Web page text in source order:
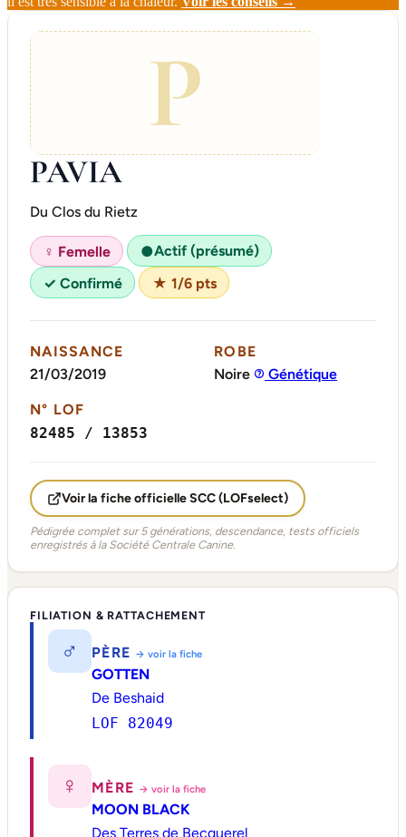
P
PAVIA
Du Clos du Rietz
♀ Femelle ●Actif (présumé)
✓ Confirmé
★ 1/6 pts
NAISSANCE
21/03/2019
ROBE
Noire
Génétique
N° LOF
82485 / 13853
Voir la fiche officielle SCC (LOFselect)
Pédigrée complet sur 5 générations, descendance, tests officiels
enregistrés à la Société Centrale Canine.
FILIATION & RATTACHEMENT
♂ PÈRE → voir la fiche
GOTTEN
De Beshaid
LOF 82049
♀ MÈRE → voir la fiche
MOON BLACK
Des Terres de Becquerel